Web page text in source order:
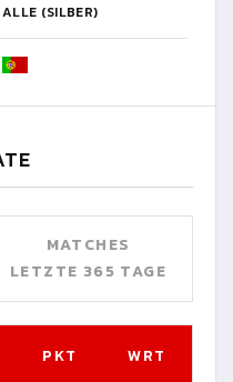
ALLE (SILBER)
MATCHES
LETZTE 365 TAGE
PKT WRT